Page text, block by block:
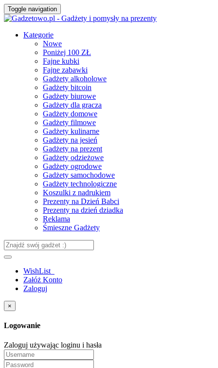
Toggle navigation
Kategorie
Nowe
Poniżej 100 ZŁ
Fajne kubki
Fajne zabawki
Gadżety alkoholowe
Gadżety bitcoin
Gadżety biurowe
Gadżety dla gracza
Gadżety domowe
Gadżety filmowe
Gadżety kulinarne
Gadżety na jesień
Gadżety na prezent
Gadżety odzieżowe
Gadżety ogrodowe
Gadżety samochodowe
Gadżety technologiczne
Koszulki z nadrukiem
Prezenty na Dzień Babci
Prezenty na dzień dziadka
Reklama
Śmieszne Gadżety
WishList
Załóż Konto
Zaloguj
×
Logowanie
Zaloguj używając loginu i hasła